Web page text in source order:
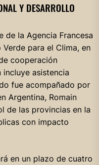
Y DESARROLLO
de la Agencia Francesa
para el Clima, en
cooperación
asistencia
fue acompañado por
Argentina, Romain
de las provincias en la
con impacto
en un plazo de cuatro